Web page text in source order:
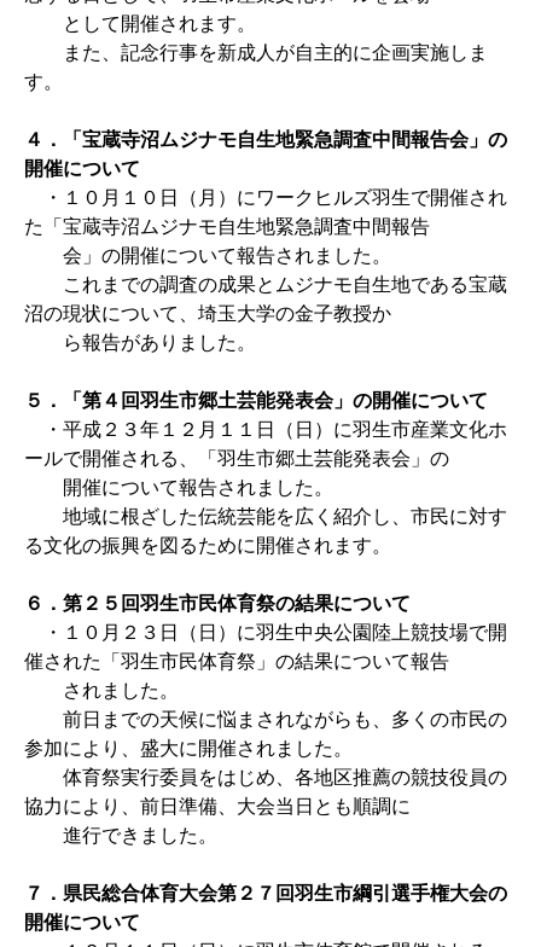
として開催されます。
また、記念行事を新成人が自主的に企画実施しま
す。
４．「宝蔵寺沼ムジナモ自生地緊急調査中間報告会」の
開催について
・１０月１０日（月）にワークヒルズ羽生で開催され
た「宝蔵寺沼ムジナモ自生地緊急調査中間報告
会」の開催について報告されました。
これまでの調査の成果とムジナモ自生地である宝蔵
沼の現状について、埼玉大学の金子教授か
ら報告がありました。
５．「第４回羽生市郷土芸能発表会」の開催について
・平成２３年１２月１１日（日）に羽生市産業文化ホ
ールで開催される、「羽生市郷土芸能発表会」の
開催について報告されました。
地域に根ざした伝統芸能を広く紹介し、市民に対す
る文化の振興を図るために開催されます。
６．第２５回羽生市民体育祭の結果について
・１０月２３日（日）に羽生中央公園陸上競技場で開
催された「羽生市民体育祭」の結果について報告
されました。
前日までの天候に悩まされながらも、多くの市民の
参加により、盛大に開催されました。
体育祭実行委員をはじめ、各地区推薦の競技役員の
協力により、前日準備、大会当日とも順調に
進行できました。
７．県民総合体育大会第２７回羽生市綱引選手権大会の
開催について